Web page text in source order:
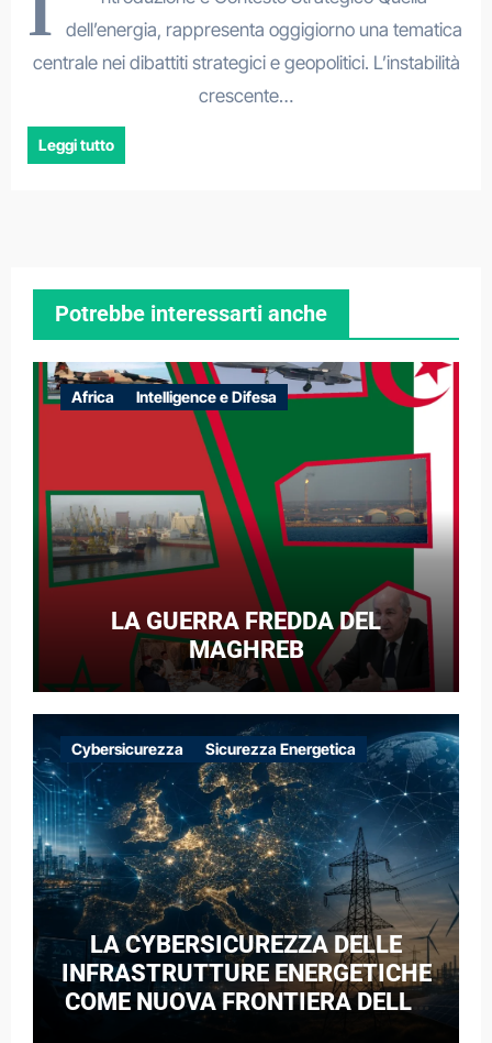
dell’energia, rappresenta oggigiorno una tematica
centrale nei dibattiti strategici e geopolitici. L’instabilità
crescente…
Leggi tutto
Potrebbe interessarti anche
Africa Intelligence e Difesa
LA GUERRA FREDDA DEL
MAGHREB
Cybersicurezza Sicurezza Energetica
LA CYBERSICUREZZA DELLE
INFRASTRUTTURE ENERGETICHE
COME NUOVA FRONTIERA DELLA